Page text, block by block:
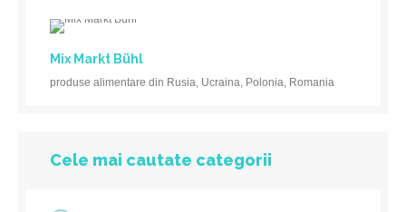
Mix Markt Bühl
produse alimentare din Rusia, Ucraina, Polonia, Romania
Cele mai cautate categorii